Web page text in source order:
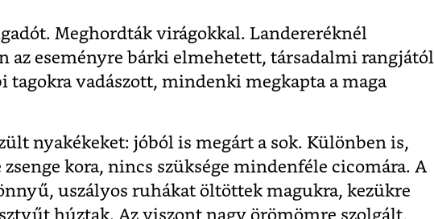
Meghordták virágokkal. Landereréknél
az eseményre bárki elmehetett, társadalmi rangjától
vadászott, mindenki megkapta a maga
nyakékeket: jóból is megárt a sok. Különben is,
kora, nincs szüksége mindenféle cicomára. A
uszályos ruhákat öltöttek magukra, kezükre
húztak. Az viszont nagy örömömre szolgált,